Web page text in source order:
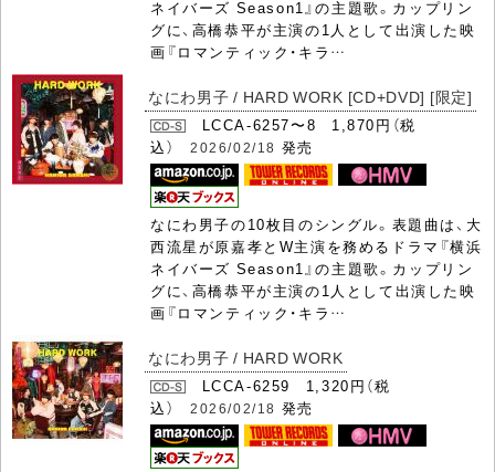
ネイバーズ Season1』の主題歌。カップリン
グに、高橋恭平が主演の1人として出演した映
画『ロマンティック・キラ…
なにわ男子 / HARD WORK [CD+DVD] [限定]
LCCA-6257〜8 1,870円（税
込） 2026/02/18 発売
なにわ男子の10枚目のシングル。表題曲は、大
西流星が原嘉孝とW主演を務めるドラマ『横浜
ネイバーズ Season1』の主題歌。カップリン
グに、高橋恭平が主演の1人として出演した映
画『ロマンティック・キラ…
なにわ男子 / HARD WORK
LCCA-6259 1,320円（税
込） 2026/02/18 発売